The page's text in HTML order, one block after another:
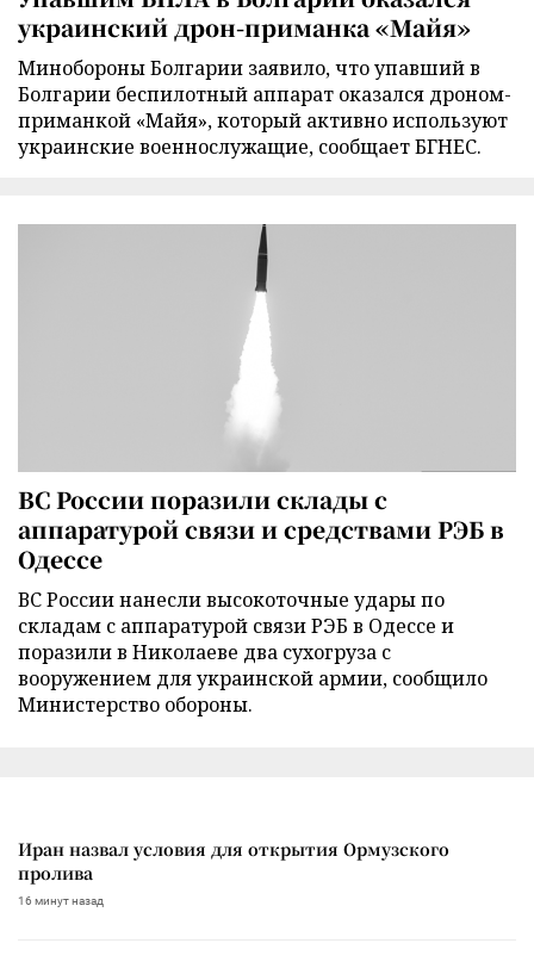
украинский дрон-приманка «Майя»
Минобороны Болгарии заявило, что упавший в
Болгарии беспилотный аппарат оказался дроном-
приманкой «Майя», который активно используют
украинские военнослужащие, сообщает БГНЕС.
ВС России поразили склады с
аппаратурой связи и средствами РЭБ в
Одессе
ВС России нанесли высокоточные удары по
складам с аппаратурой связи РЭБ в Одессе и
поразили в Николаеве два сухогруза с
вооружением для украинской армии, сообщило
Министерство обороны.
Иран назвал условия для открытия Ормузского
пролива
16 минут назад